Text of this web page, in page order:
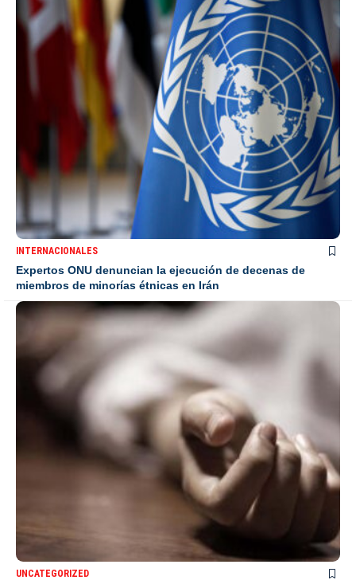
INTERNACIONALES
Expertos ONU denuncian la ejecución de decenas de
miembros de minorías étnicas en Irán
UNCATEGORIZED